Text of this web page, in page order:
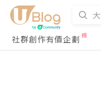
社群創作有價企劃